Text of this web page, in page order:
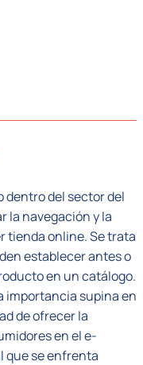
dentro del sector del
la navegación y la
tienda online. Se trata
establecer antes o
en un catálogo.
importancia supina en
de ofrecer la
en el e-
que se enfrenta